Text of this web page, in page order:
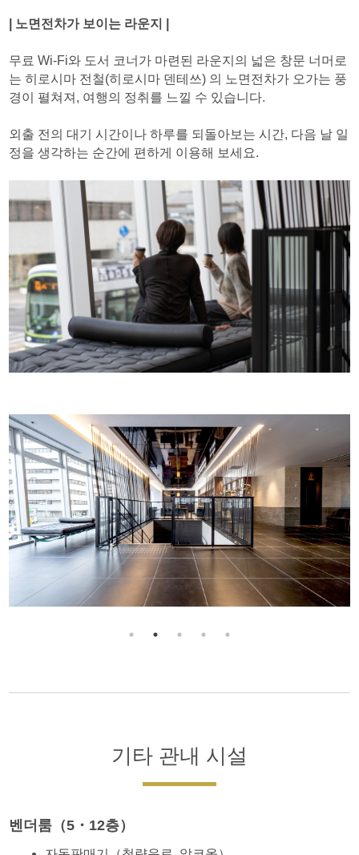
| 노면전차가 보이는 라운지 |
무료 Wi-Fi와 도서 코너가 마련된 라운지의 넓은 창문 너머로
는 히로시마 전철(히로시마 덴테쓰) 의 노면전차가 오가는 풍
경이 펼쳐져, 여행의 정취를 느낄 수 있습니다.
외출 전의 대기 시간이나 하루를 되돌아보는 시간, 다음 날 일
정을 생각하는 순간에 편하게 이용해 보세요.
기타 관내 시설
벤더룸（5・12층）